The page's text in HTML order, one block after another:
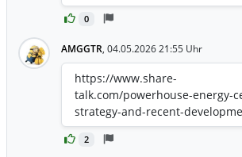
0
AMGGTR, 04.05.2026 21:55 Uhr
2
https://www.share-
talk.com/powerhouse-energy-
strategy-and-recent-